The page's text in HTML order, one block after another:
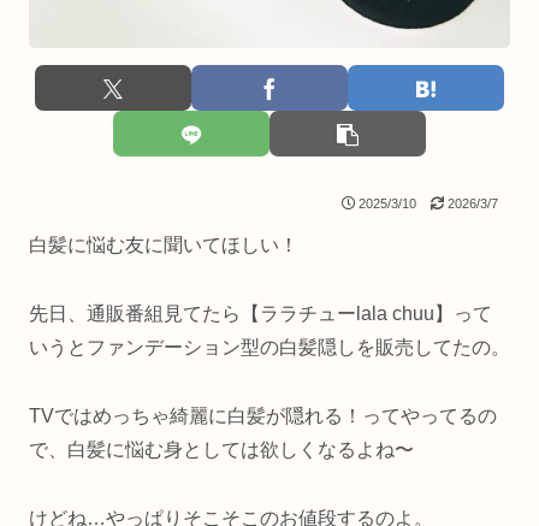
2025/3/10 2026/3/7
白髪に悩む友に聞いてほしい！
先日、通販番組見てたら【ララチューlala chuu】って
いうとファンデーション型の白髪隠しを販売してたの。
TVではめっちゃ綺麗に白髪が隠れる！ってやってるの
で、白髪に悩む身としては欲しくなるよね〜
けどね…やっぱりそこそこのお値段するのよ。